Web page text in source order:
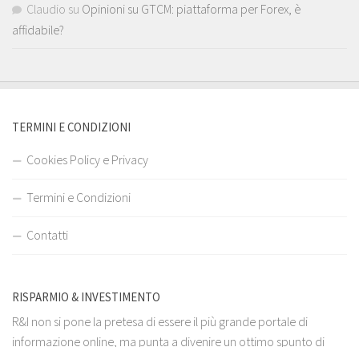
Claudio su Opinioni su GTCM: piattaforma per Forex, è
affidabile?
TERMINI E CONDIZIONI
Cookies Policy e Privacy
Termini e Condizioni
Contatti
RISPARMIO & INVESTIMENTO
R&I non si pone la pretesa di essere il più grande portale di
informazione online, ma punta a divenire un ottimo spunto di